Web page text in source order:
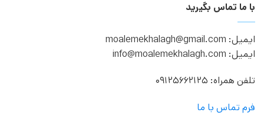
با ما تماس بگیرید
ایمیل: moalemekhalagh@gmail.com
ایمیل: info@moalemekhalagh.com
تلفن همراه: 09125662125
فرم تماس با ما